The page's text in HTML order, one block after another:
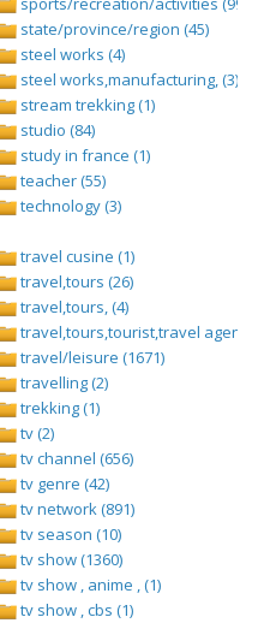
state/province/region (45)
steel works (4)
steel works,manufacturing, (3)
stream trekking (1)
studio (84)
study in france (1)
teacher (55)
technology (3)
folge 1 (1)
travel cusine (1)
travel,tours (26)
travel,tours, (4)
travel,tours,tourist,travel agents (2)
travel/leisure (1671)
travelling (2)
trekking (1)
tv (2)
tv channel (656)
tv genre (42)
tv network (891)
tv season (10)
tv show (1360)
tv show , anime , (1)
tv show , cbs (1)